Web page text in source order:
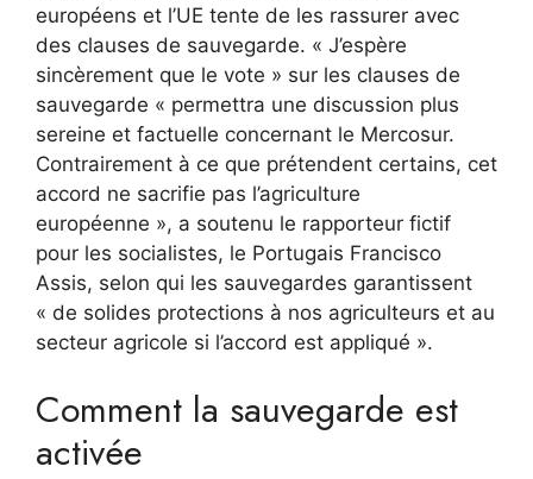
européens et l’UE tente de les rassurer avec
des clauses de sauvegarde. « J’espère
sincèrement que le vote » sur les clauses de
sauvegarde « permettra une discussion plus
sereine et factuelle concernant le Mercosur.
Contrairement à ce que prétendent certains, cet
accord ne sacrifie pas l’agriculture
européenne », a soutenu le rapporteur fictif
pour les socialistes, le Portugais Francisco
Assis, selon qui les sauvegardes garantissent
« de solides protections à nos agriculteurs et au
secteur agricole si l’accord est appliqué ».
Comment la sauvegarde est
activée